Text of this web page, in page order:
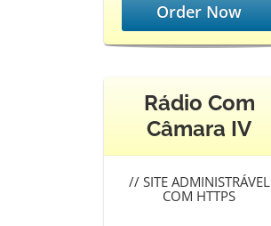
Order Now
Rádio Com
Câmara IV
//SITE ADMINISTRÁVEL
COM HTTPS